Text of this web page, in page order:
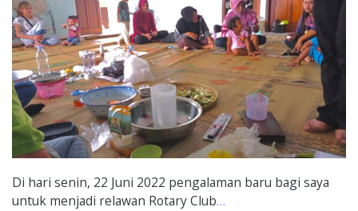
Di hari senin, 22 Juni 2022 pengalaman baru bagi saya
untuk menjadi relawan Rotary Club…